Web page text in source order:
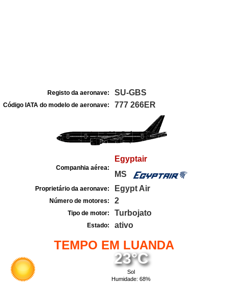
Registo da aeronave: SU-GBS
Código IATA do modelo de aeronave: 777 266ER
Companhia aérea:
Egyptair
MS
Proprietário da aeronave: Egypt Air
Número de motores: 2
Tipo de motor: Turbojato
Estado: ativo
TEMPO EM LUANDA
23°C
Sol
Humidade: 68%